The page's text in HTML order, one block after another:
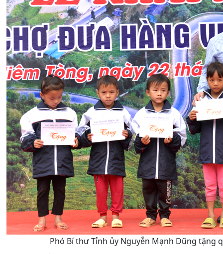
Phó Bí thư Tỉnh ủy Nguyễn Mạnh Dũng tặng